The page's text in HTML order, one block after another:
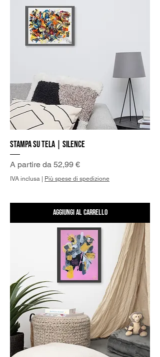
Stampa su Tela | Silence
A partire da 52,99 €
Prezzo scontato
IVA inclusa | Più spese di spedizione
Aggiungi al carrello